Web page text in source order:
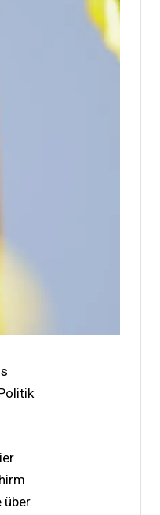
über